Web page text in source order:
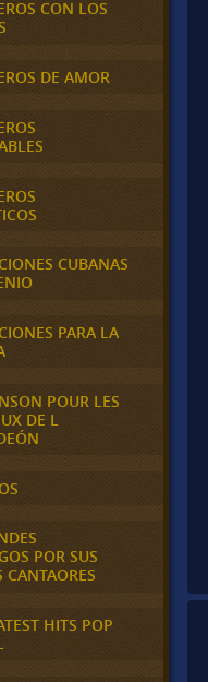
CON LOS
DE AMOR
CUBANAS
PARA LA
POUR LES
DE L
POR SUS
CANTAORES
HITS POP